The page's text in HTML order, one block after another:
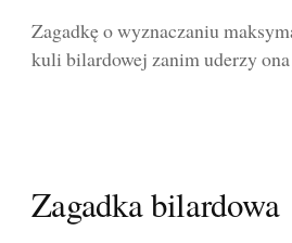
Zagadkę o wyznaczaniu
kuli bilardowej zanim uderzy
Zagadka bilardowa